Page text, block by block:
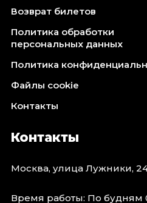
Возврат билетов
Политика обработки
персональных данных
Политика
Файлы cookie
Контакты
Контакты
Москва, улица Лужники,
Время работы: По будням